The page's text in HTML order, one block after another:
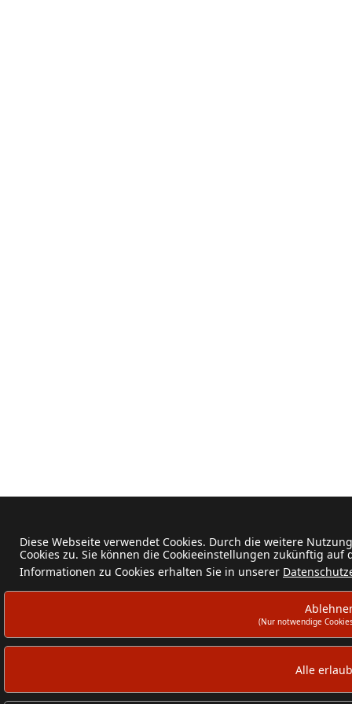
Diese Webseite verwendet Cookies. Durch die weitere
Cookies zu. Sie können die Cookieeinstellungen zukünftig
Informationen zu Cookies erhalten Sie in unserer
(Nur notwendige
Alle